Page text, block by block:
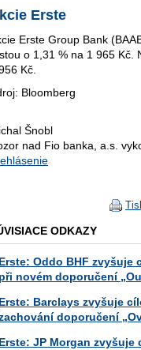
Erste
Erste Group Bank
o 1,31 % na 1 965 Kč.
Kč.
Bloomberg
Šnobl
nad Fio banka, a.s.
ODKAZY
Erste: Oddo BHF zvyšuje
při novém doporučení
Erste: Barclays zvyšuje
doporučení
Erste: JP Morgan zvyšuje